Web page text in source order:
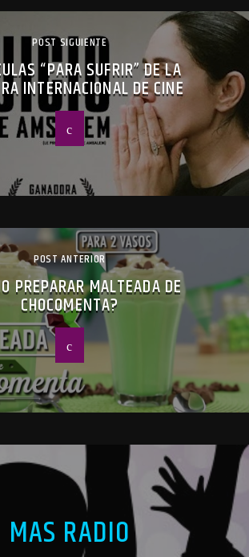
POST SIGUIENTE
“PARA SUFRIR” DE LA
INTERNACIONAL DE CINE
POST ANTERIOR
PREPARAR MALTEADA DE
CHOCOMENTA?
MAS RADIO